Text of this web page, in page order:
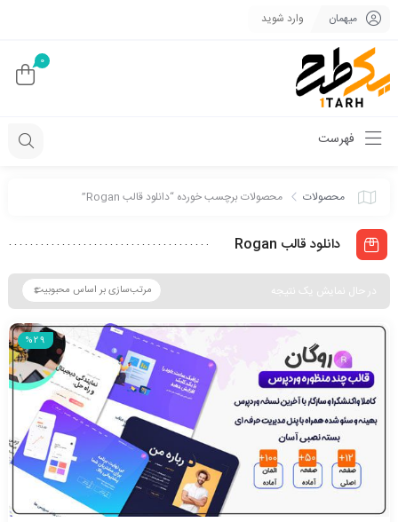
میهمان وارد شوید
0
فهرست
محصولات محصولات برچسب خورده “دانلود قالب Rogan”
دانلود قالب Rogan
در حال نمایش یک نتیجه
%29